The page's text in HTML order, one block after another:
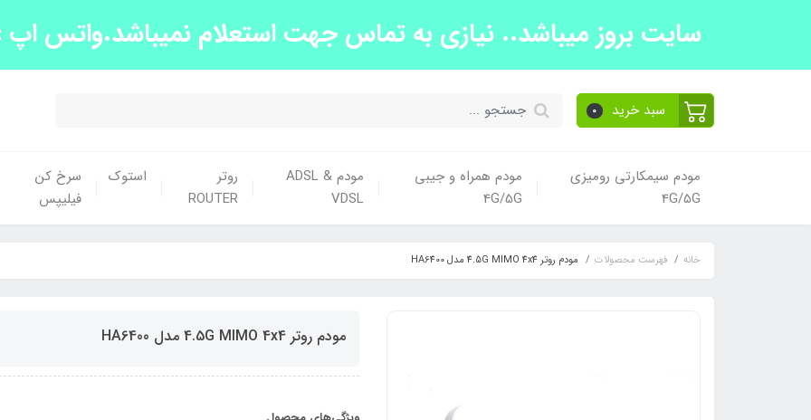
سایت بروز میباشد.. نیازی به تماس جهت استعلام نمیباشد.واتس اپ
سبد خرید 0
مودم سیمکارتی رومیزی
4G/5G
مودم همراه و جیبی
4G/5G
مودم ADSL &
VDSL
روتر
ROUTER
استوک
سرخ کن
فیلیپس
خانه فهرست محصولات مودم روتر 4.5G MIMO 4x4 مدل HA6400
مودم روتر 4.5G MIMO 4x4 مدل HA6400